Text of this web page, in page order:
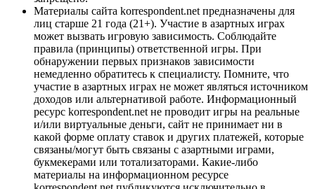
Материалы сайта korrespondent.net предназначены для
лиц старше 21 года (21+). Участие в азартных играх
может вызвать игровую зависимость. Соблюдайте
правила (принципы) ответственной игры. При
обнаружении первых признаков зависимости
немедленно обратитесь к специалисту. Помните, что
участие в азартных играх не может являться источником
доходов или альтернативой работе. Информационный
ресурс korrespondent.net не проводит игры на реальные
и/или виртуальные деньги, сайт не принимает ни в
какой форме оплату ставок и других платежей, которые
связаны/могут быть связаны с азартными играми,
букмекерами или тотализаторами. Какие-либо
материалы на информационном ресурсе